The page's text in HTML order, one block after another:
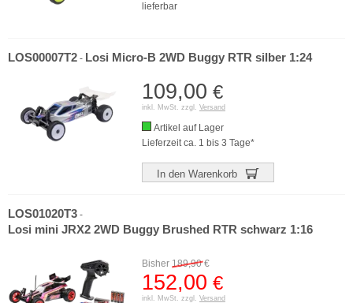
lieferbar
LOS00007T2 - Losi Micro-B 2WD Buggy RTR silber 1:24
109,00 €
inkl. MwSt. zzgl. Versand
Artikel auf Lager
Lieferzeit ca. 1 bis 3 Tage*
In den Warenkorb
LOS01020T3 -
Losi mini JRX2 2WD Buggy Brushed RTR schwarz 1:16
Bisher 189,90€
152,00 €
inkl. MwSt. zzgl. Versand